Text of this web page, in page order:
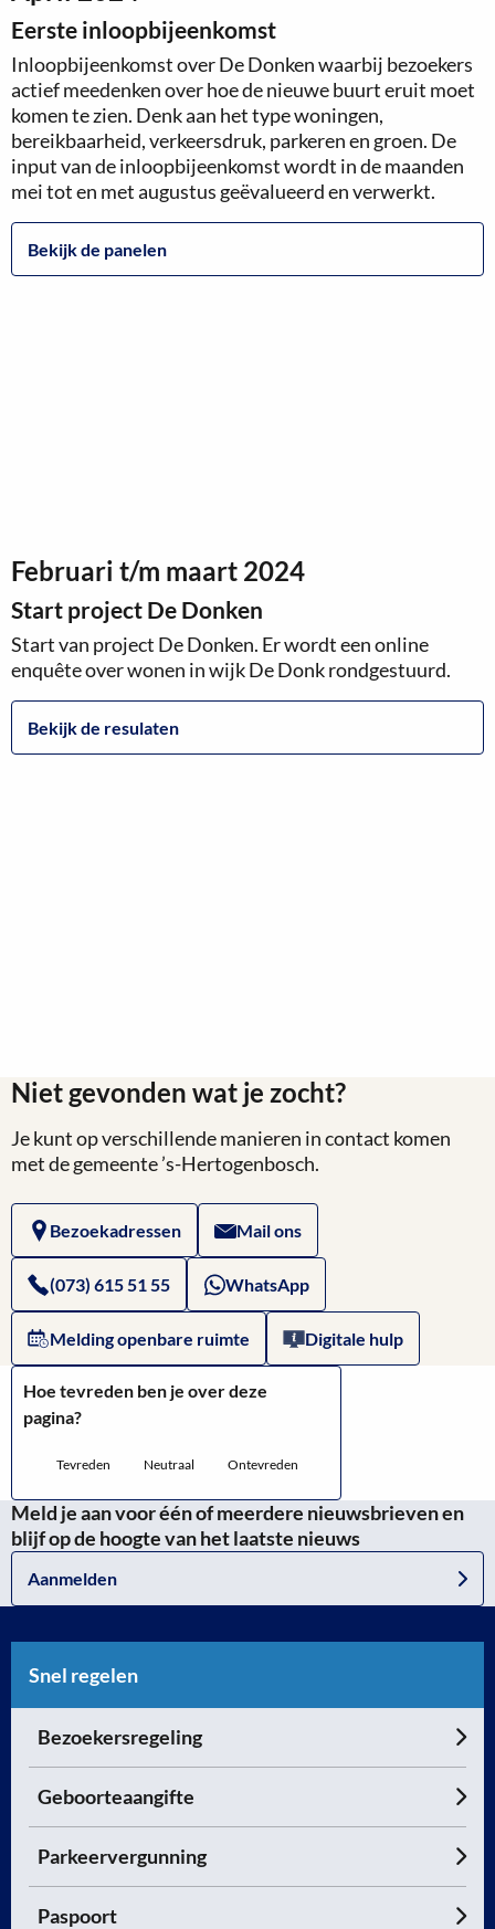
Eerste inloopbijeenkomst
Inloopbijeenkomst over De Donken waarbij bezoekers
actief meedenken over hoe de nieuwe buurt eruit moet
komen te zien. Denk aan het type woningen,
bereikbaarheid, verkeersdruk, parkeren en groen. De
input van de inloopbijeenkomst wordt in de maanden
mei tot en met augustus geëvalueerd en verwerkt.
Bekijk de panelen
Februari t/m maart 2024
Start project De Donken
Start van project De Donken. Er wordt een online
enquête over wonen in wijk De Donk rondgestuurd.
Bekijk de resulaten
Niet gevonden wat je zocht?
Je kunt op verschillende manieren in contact komen
met de gemeente ’s-Hertogenbosch.
Bezoekadressen Mail ons
(073) 615 51 55 WhatsApp
Melding openbare ruimte Digitale hulp
Hoe tevreden ben je over deze
pagina?
Tevreden Neutraal Ontevreden
Meld je aan voor één of meerdere nieuwsbrieven en
blijf op de hoogte van het laatste nieuws
Aanmelden
Snel regelen
Bezoekersregeling
Geboorteaangifte
Parkeervergunning
Paspoort